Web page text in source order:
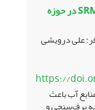
برآورد رواناب ذوب برف با سنجش از دور و مدل SRM در حوزه
علی درویشی
https://
آب باعث
برف­‌سنجی و